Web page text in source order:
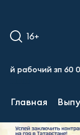
16+
зп 60 000
Главная